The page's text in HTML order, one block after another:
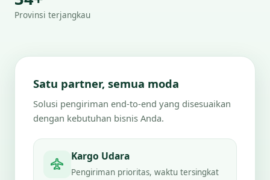
Provinsi terjangkau
Satu partner, semua moda
Solusi pengiriman end-to-end yang disesuaikan
dengan kebutuhan bisnis Anda.
Kargo Udara
Pengiriman prioritas, waktu tersingkat